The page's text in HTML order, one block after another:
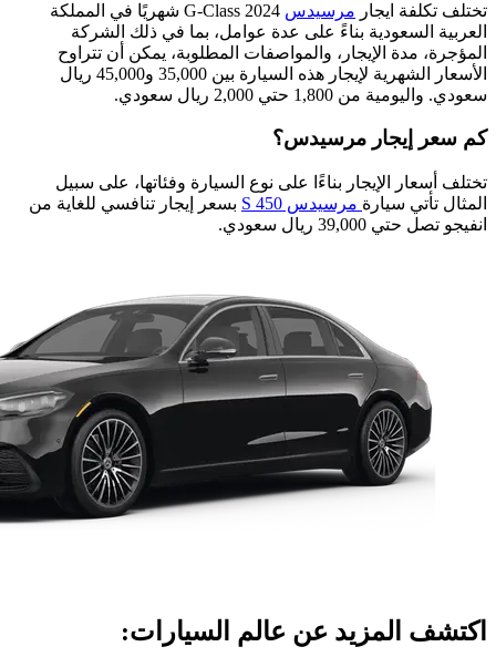
تختلف تكلفة ايجار مرسيدس
G-Class 2024 شهريًا في المملكة
العربية السعودية بناءً على عدة عوامل، بما في ذلك الشركة
المؤجرة، مدة الإيجار، والمواصفات المطلوبة، يمكن أن تتراوح
الأسعار الشهرية لإيجار هذه السيارة بين 35,000 و45,000 ريال
سعودي. واليومية من 1,800 حتي 2,000 ريال سعودي.
كم سعر إيجار مرسيدس؟
تختلف أسعار الإيجار بناءًا على نوع السيارة وفئاتها، على سبيل
المثال تأتي سيارة مرسيدس S 450
بسعر إيجار تنافسي للغاية من
انفيجو تصل حتي 39,000 ريال سعودي.
اكتشف المزيد عن عالم السيارات: